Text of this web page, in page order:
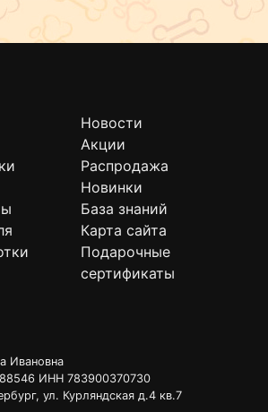
Новости
Акции
Распродажа
Новинки
База знаний
Карта сайта
Подарочные
сертификаты
Ивановна
ИНН 783900370730
ул. Курляндская д.4 кв.7